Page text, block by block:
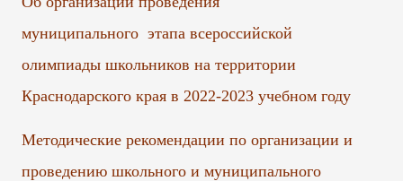
муниципального этапа всероссийской
олимпиады школьников на территории
Краснодарского края в 2022-2023 учебном году
Методические рекомендации по организации и
проведению школьного и муниципального